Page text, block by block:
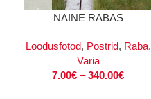
NAINE RABAS
Loodusfotod, Postrid, Raba,
Varia
7.00€ – 340.00€